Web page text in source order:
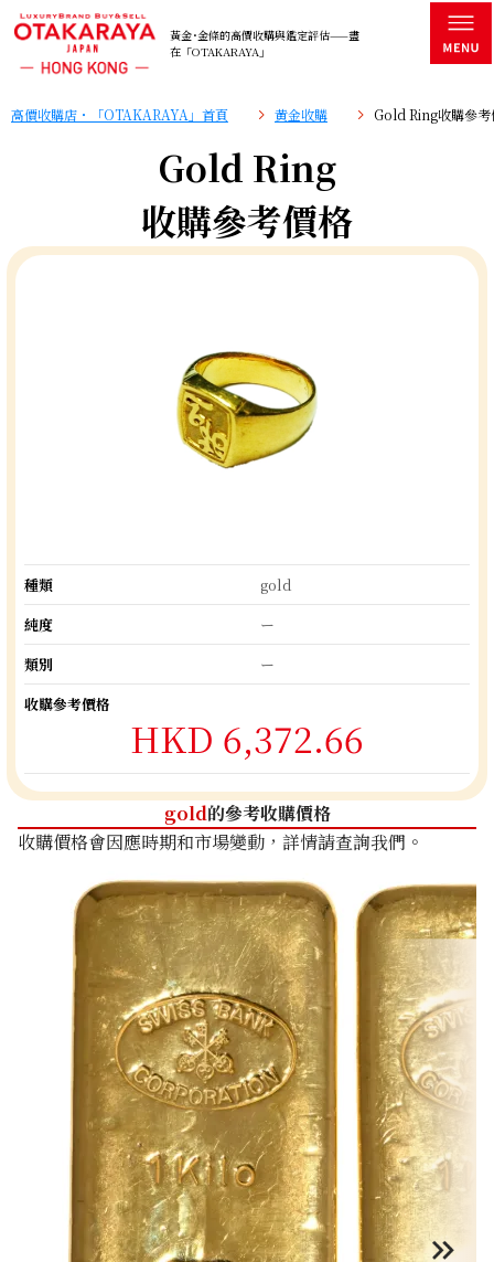
黃金･金條的高價收購與鑑定評估——盡
在「OTAKARAYA」
高價收購店・「OTAKARAYA」首頁 黄金收購 Gold Ring收購參考
Gold Ring
收購參考價格
種類
gold
純度
ー
類別
ー
收購參考價格
HKD 6,372.66
gold的參考收購價格
收購價格會因應時期和市場變動，詳情請查詢我們。